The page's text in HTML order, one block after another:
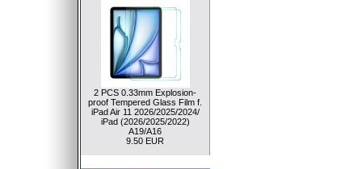
2 PCS 0.33mm Explosion-
proof Tempered Glass Film f.
iPad Air 11 2026/2025/2024/
iPad (2026/2025/2022)
A19/A16
9.50 EUR